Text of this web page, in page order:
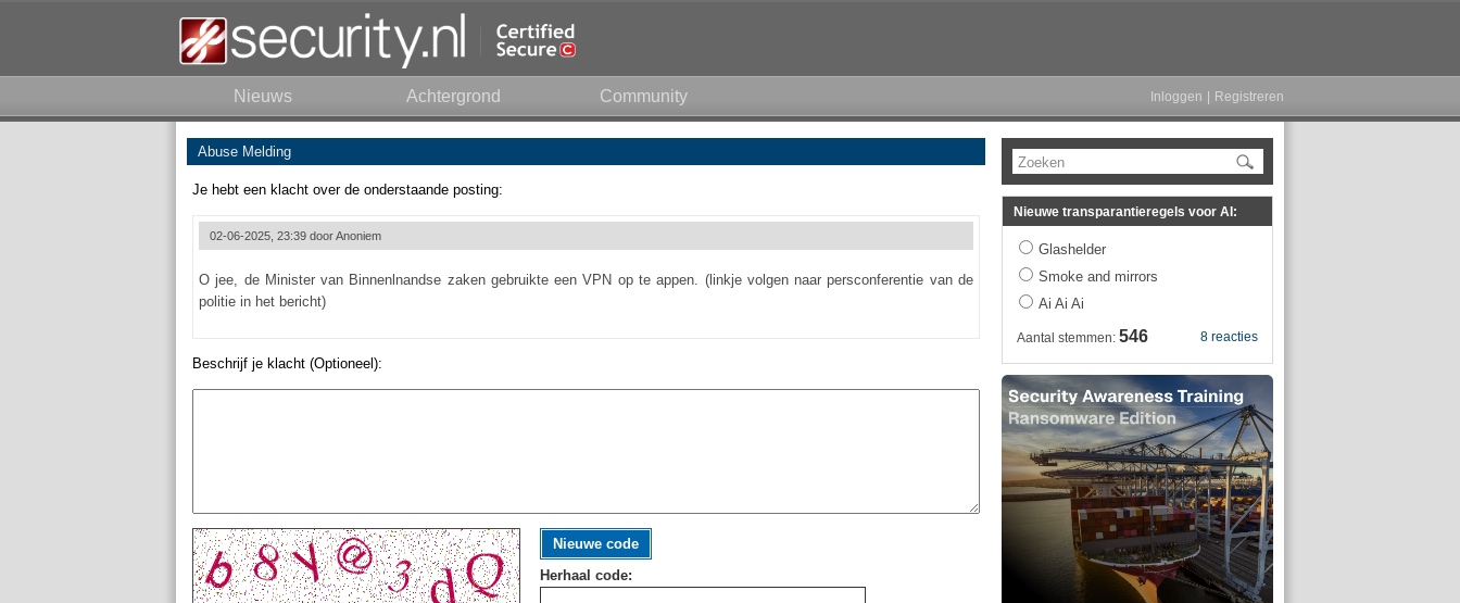
Nieuws Achtergrond Community Inloggen Registreren
Abuse Melding
Je hebt een klacht over de onderstaande posting:
02-06-2025, 23:39 doorAnoniem
O jee, de Minister van Binnenlnandse zaken gebruikte een VPN op te appen. (linkje volgen naar persconferentie van de
politie in het bericht)
Beschrijf je klacht (Optioneel):
Nieuwe code
Herhaal code:
Zoeken
Nieuwe transparantieregels voor AI:
Glashelder
Smoke and mirrors
Ai Ai Ai
8 reacties
Aantal stemmen: 546